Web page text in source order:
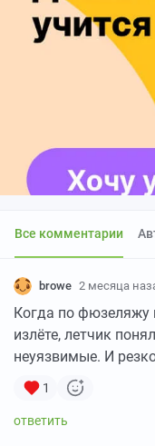
Все комментарии
browe 2 месяца
Когда по фюзеляжу
излёте, летчик
неуязвимые. И
1